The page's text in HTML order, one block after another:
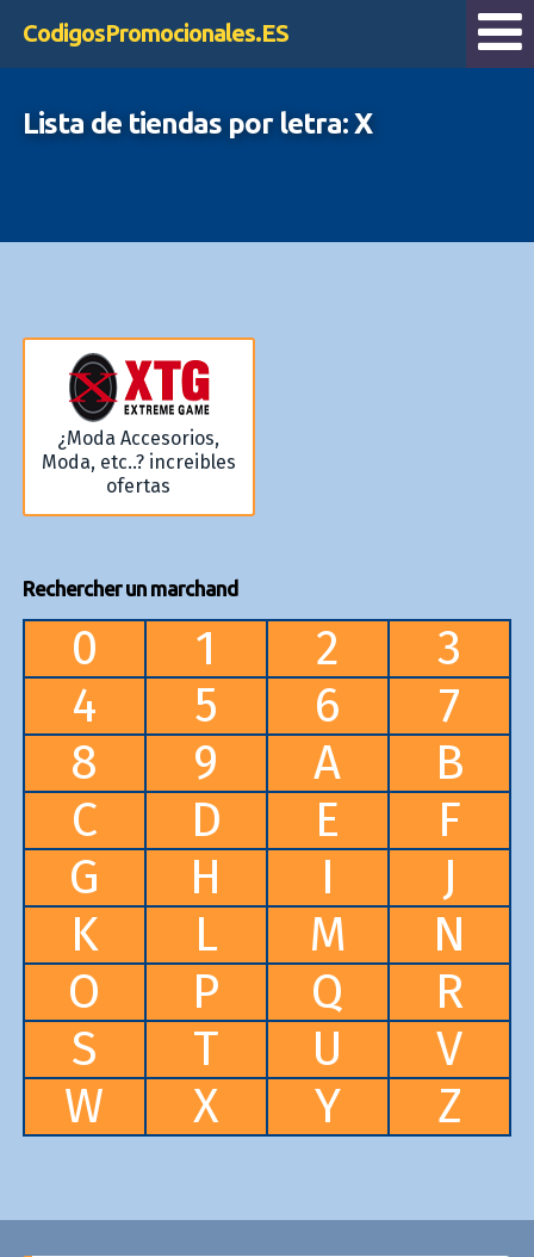
CodigosPromocionales.ES
Lista de tiendas por letra: X
¿Moda Accesorios,
Moda, etc..? increibles
ofertas
Rechercher un marchand
0 1 2
3
4
5 6
7
8
9 A
B
C
D E
F
G
H I
J
K
L M
N
O
P Q
R
S
T U
V
W
X Y Z